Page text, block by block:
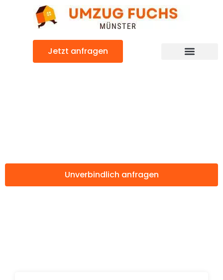
Jetzt anfragen
Unverbindlich anfragen